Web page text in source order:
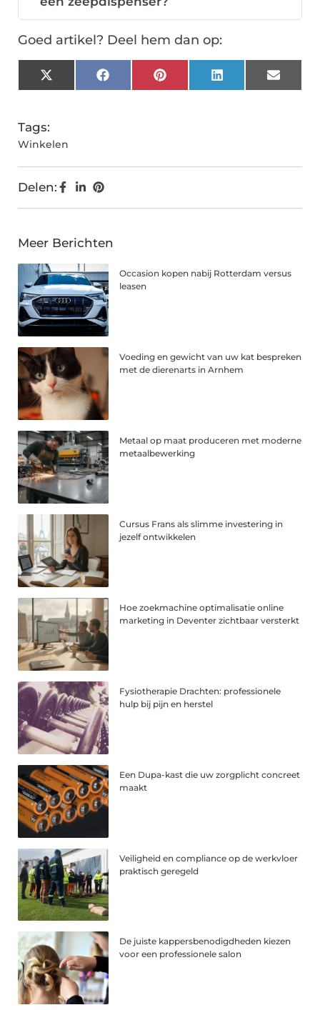
Goed artikel? Deel hem dan op:
X
(Twitter)
FacebookPinterestLinkedInEmail
Tags:
Winkelen
Delen:
Meer Berichten
Occasion kopen nabij Rotterdam versus
leasen
Voeding en gewicht van uw kat bespreken
met de dierenarts in Arnhem
Metaal op maat produceren met moderne
metaalbewerking
Cursus Frans als slimme investering in
jezelf ontwikkelen
Hoe zoekmachine optimalisatie online
marketing in Deventer zichtbaar versterkt
Fysiotherapie Drachten: professionele
hulp bij pijn en herstel
Een Dupa-kast die uw zorgplicht concreet
maakt
Veiligheid en compliance op de werkvloer
praktisch geregeld
De juiste kappersbenodigdheden kiezen
voor een professionele salon